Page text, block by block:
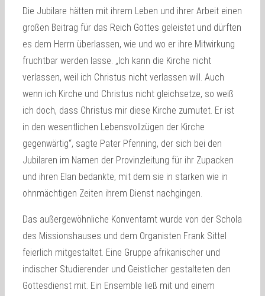
Die Jubilare hätten mit ihrem Leben und ihrer Arbeit einen
großen Beitrag für das Reich Gottes geleistet und dürften
es dem Herrn überlassen, wie und wo er ihre Mitwirkung
fruchtbar werden lasse. „Ich kann die Kirche nicht
verlassen, weil ich Christus nicht verlassen will. Auch
wenn ich Kirche und Christus nicht gleichsetze, so weiß
ich doch, dass Christus mir diese Kirche zumutet. Er ist
in den wesentlichen Lebensvollzügen der Kirche
gegenwärtig“, sagte Pater Pfenning, der sich bei den
Jubilaren im Namen der Provinzleitung für ihr Zupacken
und ihren Elan bedankte, mit dem sie in starken wie in
ohnmächtigen Zeiten ihrem Dienst nachgingen.
Das außergewöhnliche Konventamt wurde von der Schola
des Missionshauses und dem Organisten Frank Sittel
feierlich mitgestaltet. Eine Gruppe afrikanischer und
indischer Studierender und Geistlicher gestalteten den
Gottesdienst mit. Ein Ensemble ließ mit und einem